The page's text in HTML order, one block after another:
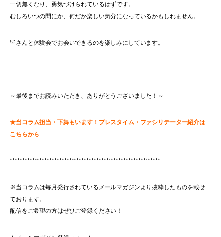
一切無くなり、勇気づけられているはずです。
むしろいつの間にか、何だか楽しい気分になっているかもしれません。
皆さんと体験会でお会いできるのを楽しみにしています。
～最後までお読みいただき、ありがとうございました！～
★当コラム担当・下舞もいます！プレスタイム・ファシリテーター紹介は
こちらから
*************************************************************
※当コラムは毎月発行されているメールマガジンより抜粋したものを載せ
ております。
配信をご希望の方はぜひご登録ください！